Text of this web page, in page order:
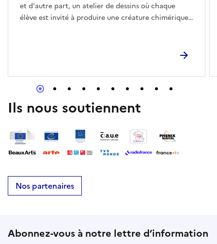
et d'autre part, un atelier de dessins où chaque
élève est invité à produire une créature chimérique
Ils nous soutiennent
Nos partenaires
Abonnez-vous à notre lettre d’information